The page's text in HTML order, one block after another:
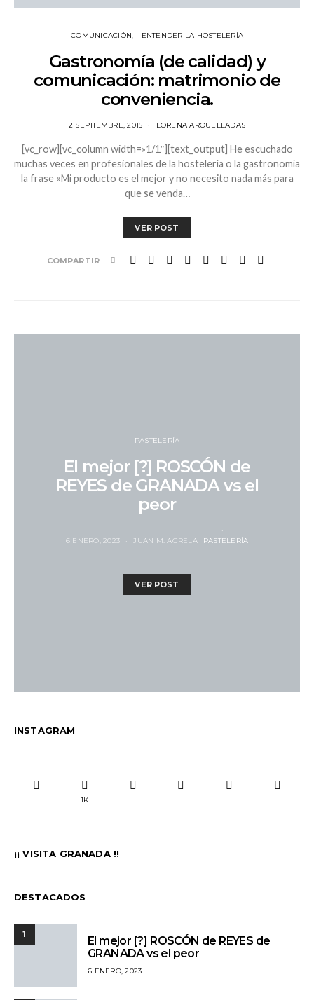
COMUNICACIÓN ENTENDER LA HOSTELERÍA
Gastronomía (de calidad) y
comunicación: matrimonio de
conveniencia.
2 SEPTIEMBRE, 2015 LORENA ARQUELLADAS
[vc_row][vc_column width=»1/1″][text_output] He escuchado
muchas veces en profesionales de la hostelería o la gastronomía
la frase «Mi producto es el mejor y no necesito nada más para
que se venda…
VER POST
COMPARTIR
PASTELERÍA
El mejor [?] ROSCÓN de
REYES de GRANADA vs el
peor
6 ENERO, 2023 JUAN M. AGRELA PASTELERÍA
VER POST
INSTAGRAM
1K
¡¡ VISITA GRANADA !!
DESTACADOS
1
El mejor [?] ROSCÓN de REYES de
GRANADA vs el peor
6 ENERO, 2023